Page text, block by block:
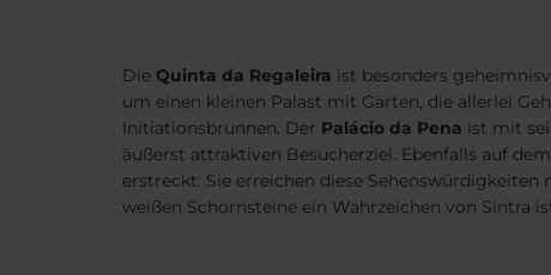
Die Quinta da Regaleira ist besonders
um einen kleinen Palast mit Gärten, die allerlei
Initiationsbrunnen. Der Palácio da Pena ist mit
äußerst attraktiven Besucherziel. Ebenfalls auf
erstreckt. Sie erreichen diese
weißen Schornsteine ein Wahrzeichen von Sintra